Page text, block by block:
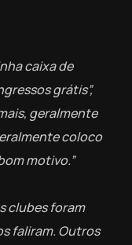
caixa de
grátis”,
geralmente
coloco
motivo.”
clubes foram
faliram. Outros